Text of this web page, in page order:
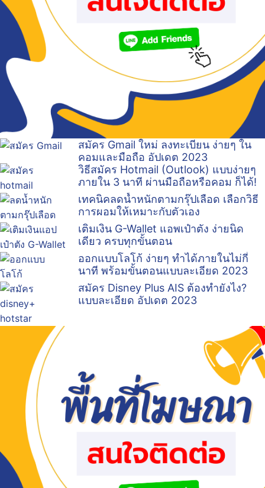
สมัคร Gmail ใหม่ ลงทะเบียน ง่ายๆ ใน
คอมและมือถือ อัปเดต 2023
วิธีสมัคร Hotmail (Outlook) แบบง่ายๆ
ภายใน 3 นาที ผ่านมือถือหรือคอม ก็ได้!
เทคนิคลดน้ำหนักตามกรุ๊ปเลือด เลือกวิธี
การผอมให้เหมาะกับตัวเอง
เติมเงิน G-Wallet แอพเป๋าตัง ง่ายนิด
เดียว ครบทุกขั้นตอน
ออกแบบโลโก้ ง่ายๆ ทำได้ภายในไม่กี่
นาที พร้อมขั้นตอนแบบละเอียด 2023
สมัคร Disney Plus AIS ต้องทำยังไง?
แบบละเอียด อัปเดต 2023